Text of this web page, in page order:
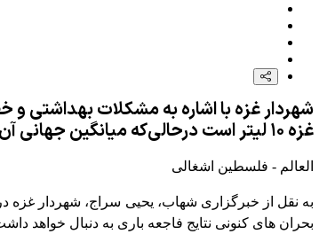
غزه ۱۰ لیتر است درحالی‌که میانگین جهانی آن ۷۰ تا ۱۰۰ لیتر در روز است.
العالم - فلسطین اشغالی
بحران های کنونی نتایج فاجعه باری به دنبال خواهد